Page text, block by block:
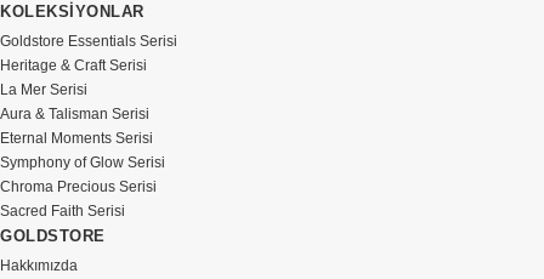
KOLEKSİYONLAR
Goldstore Essentials Serisi
Heritage & Craft Serisi
La Mer Serisi
Aura & Talisman Serisi
Eternal Moments Serisi
Symphony of Glow Serisi
Chroma Precious Serisi
Sacred Faith Serisi
GOLDSTORE
Hakkımızda